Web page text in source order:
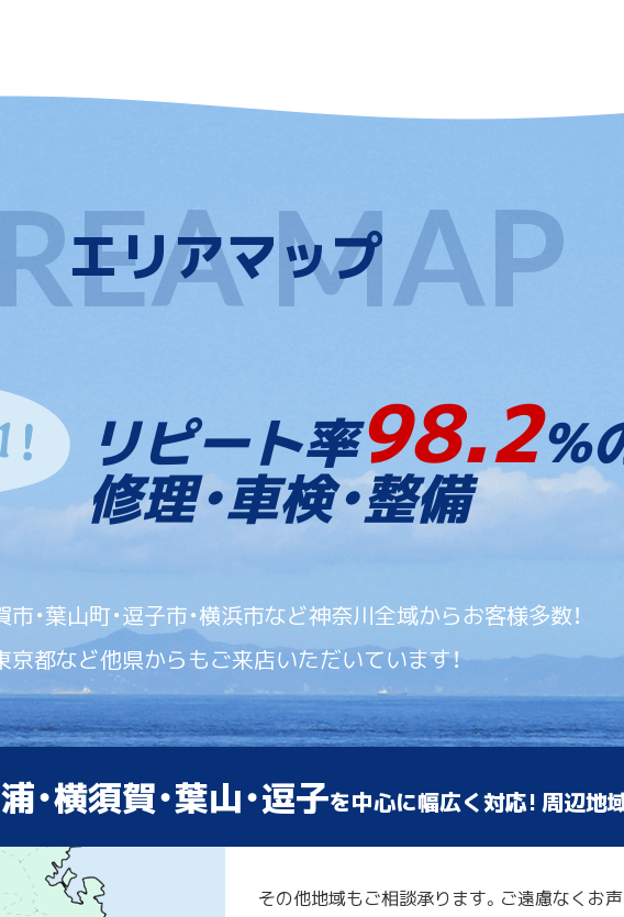
エリアマップ
リピート率98.2%
修理・車検・整備
市・葉山町・逗子市・横浜市など神奈川全域からお客様多数！
京都など他県からもご来店いただいています！
・横須賀・葉山・逗子を中心に幅広く対応! 周辺地
その他地域もご相談承ります。ご遠慮なくお声